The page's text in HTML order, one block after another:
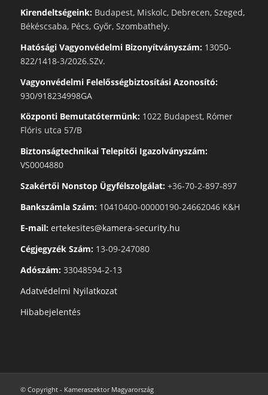
Kirendeltségeink:Budapest, Miskolc, Debrecen, Szeged,
Békéscsaba, Pécs, Győr, Szombathely.
Hatósági Vagyonvédelmi Bizonyítványszám:13050-
822/1418-3/2026.SZv.
Vagyonvédelmi Felelősségbiztosítási Azonosító:
930/918234998GA
Központi Bemutatótermünk:1022 Budapest, Rómer
Flóris utca 57/B
Biztonságtechnikai Telepítői Igazolványszám:
VS0004880
Szakértői Nonstop Ügyfélszolgálat:+36-70-2-897-897
Bankszámla Szám:10410400-00000190-24662046 K&H
E-mail: ertekesites@kamera-security.hu
Cégjegyzék Szám:13-09-247080
Adószám:33048594-2-13
Adatvédelmi Nyilatkozat
Hibabejelentés
© Copyright - Kameraszektor Magyarország